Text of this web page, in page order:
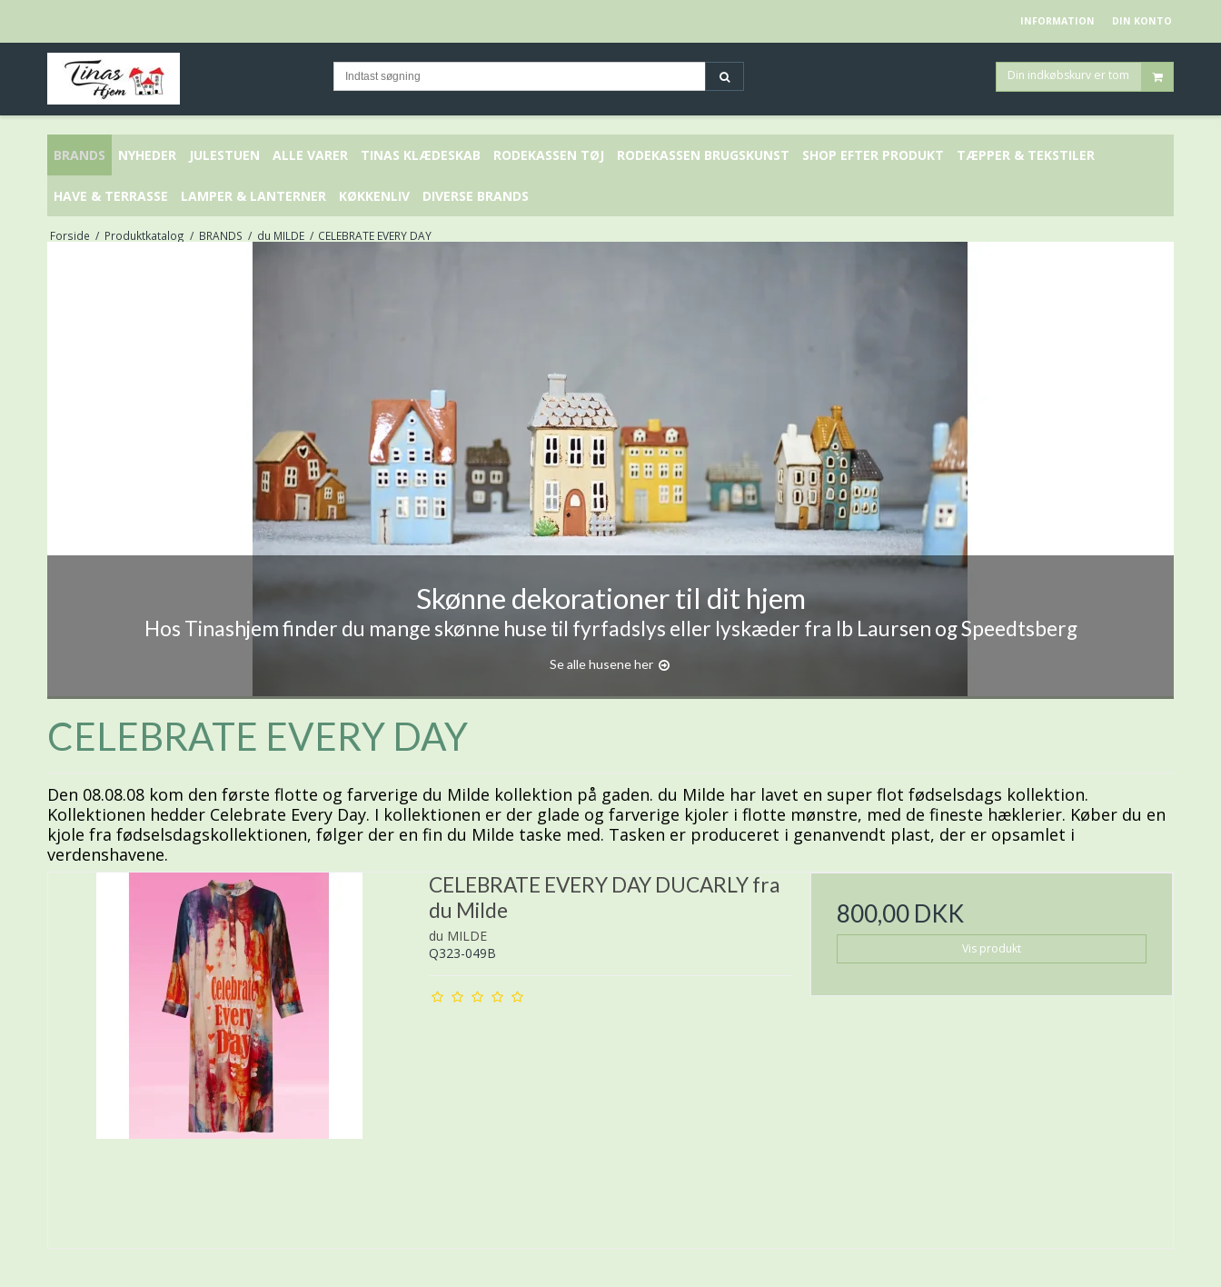
INFORMATION DIN KONTO
Din indkøbskurv er tom
BRANDS NYHEDER JULESTUEN ALLE VARER TINAS KLÆDESKAB RODEKASSEN TØJ RODEKASSEN BRUGSKUNST SHOP EFTER PRODUKT TÆPPER & TEKSTILER
HAVE & TERRASSE LAMPER & LANTERNER KØKKENLIV DIVERSE BRANDS
Forside / Produktkatalog / BRANDS / du MILDE / CELEBRATE EVERY DAY
Skønne dekorationer til dit hjem
Hos Tinashjem finder du mange skønne huse til fyrfadslys eller lyskæder fra Ib Laursen og Speedtsberg
Se alle husene her
CELEBRATE EVERY DAY
Den 08.08.08 kom den første flotte og farverige du Milde kollektion på gaden. du Milde har lavet en super flot fødselsdags kollektion.
Kollektionen hedder Celebrate Every Day. I kollektionen er der glade og farverige kjoler i flotte mønstre, med de fineste hæklerier. Køber du en
kjole fra fødselsdagskollektionen, følger der en fin du Milde taske med. Tasken er produceret i genanvendt plast, der er opsamlet i
verdenshavene.
CELEBRATE EVERY DAY DUCARLY fra
du Milde
du MILDE
Q323-049B
800,00 DKK
Vis produkt